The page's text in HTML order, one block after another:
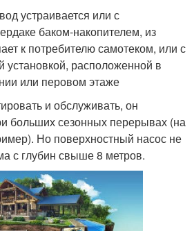
устраивается или с
баком-накопителем, из
к потребителю самотеком, или с
установкой, расположенной в
или перовом этаже
и обслуживать, он
больших сезонных перерывах (на
Но поверхностный насос не
с глубин свыше 8 метров.